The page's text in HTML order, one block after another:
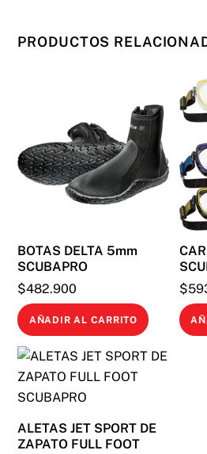
PRODUCTOS
BOTAS DELTA 5mm
SCUBAPRO
$482.900
AÑADIR AL CARRITO
$
ALETAS JET SPORT DE
ZAPATO FULL FOOT